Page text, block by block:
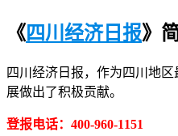
《 四川经济日报》
四川经济日报，作为四川地
展做出了积极贡献。
登报电话：400-960-1151